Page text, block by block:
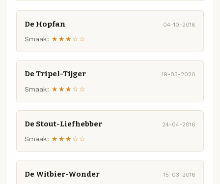
De Hopfan 04-10-2018
Smaak: ★★★☆☆
De Tripel-Tijger 19-03-2020
Smaak: ★★★☆☆
De Stout-Liefhebber 24-04-2016
Smaak: ★★★☆☆
De Witbier-Wonder 15-03-2016